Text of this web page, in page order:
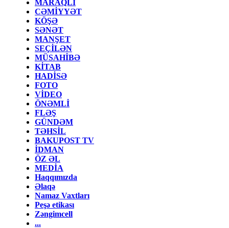
MARAQLI
CƏMİYYƏT
KÖŞƏ
SƏNƏT
MANŞET
SEÇİLƏN
MÜSAHİBƏ
KİTAB
HADİSƏ
FOTO
VİDEO
ÖNƏMLİ
FLƏŞ
GÜNDƏM
TƏHSİL
BAKUPOST TV
İDMAN
ÖZ ƏL
MEDİA
Haqqımızda
Əlaqə
Namaz Vaxtları
Peşə etikası
Zəngimcell
...